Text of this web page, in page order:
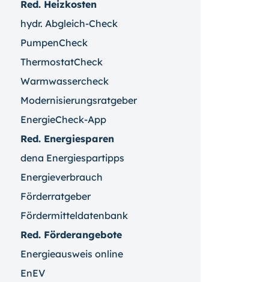
Red. Heizkosten
hydr. Abgleich-Check
PumpenCheck
ThermostatCheck
Warmwassercheck
Modernisierungsratgeber
EnergieCheck-App
Red. Energiesparen
dena Energiespartipps
Energieverbrauch
Förderratgeber
Fördermitteldatenbank
Red. Förderangebote
Energieausweis online
EnEV